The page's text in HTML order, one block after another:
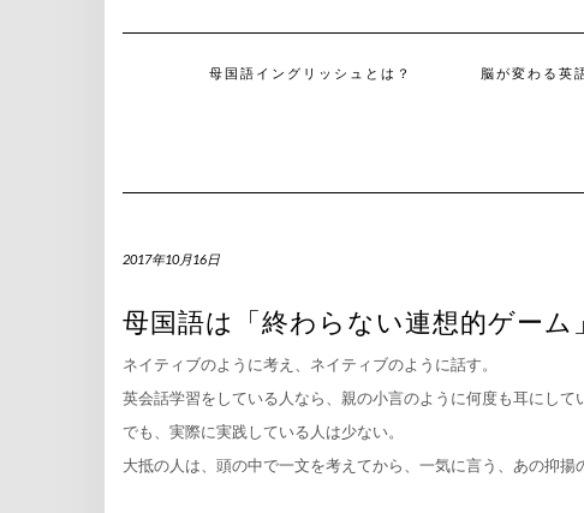
母国語イングリッシュとは？ 脳が変わる英
2017年10月16日
母国語は「終わらない連想的ゲーム」
ネイティブのように考え、ネイティブのように話す。
英会話学習をしている人なら、親の小言のように何度も耳にして
でも、実際に実践している人は少ない。
大抵の人は、頭の中で一文を考えてから、一気に言う、あの抑揚